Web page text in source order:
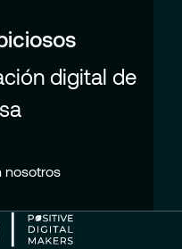
digital de
nosotros